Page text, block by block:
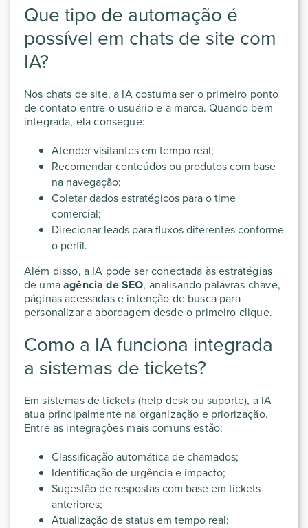
Que tipo de automação é
possível em chats de site com
IA?
Nos chats de site, a IA costuma ser o primeiro ponto
de contato entre o usuário e a marca. Quando bem
integrada, ela consegue:
Atender visitantes em tempo real;
Recomendar conteúdos ou produtos com base
na navegação;
Coletar dados estratégicos para o time
comercial;
Direcionar leads para fluxos diferentes conforme
o perfil.
Além disso, a IA pode ser conectada às estratégias
de umaagência de SEO, analisando palavras-chave,
páginas acessadas e intenção de busca para
personalizar a abordagem desde o primeiro clique.
Como a IA funciona integrada
a sistemas de tickets?
Em sistemas de tickets (help desk ou suporte), a IA
atua principalmente na organização e priorização.
Entre as integrações mais comuns estão:
Classificação automática de chamados;
Identificação de urgência e impacto;
Sugestão de respostas com base em tickets
anteriores;
Atualização de status em tempo real;